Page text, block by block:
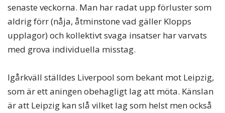
senaste veckorna. Man har radat upp förluster som
aldrig förr (nåja, åtminstone vad gäller Klopps
upplagor) och kollektivt svaga insatser har varvats
med grova individuella misstag.
Igårkväll ställdes Liverpool som bekant mot Leipzig,
som är ett aningen obehagligt lag att möta. Känslan
är att Leipzig kan slå vilket lag som helst men också